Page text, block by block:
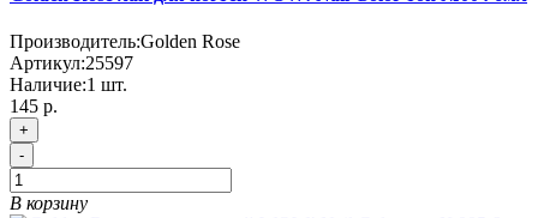
Производитель:Golden Rose
Артикул:25597
Наличие:1 шт.
145 р.
+
-
В корзину